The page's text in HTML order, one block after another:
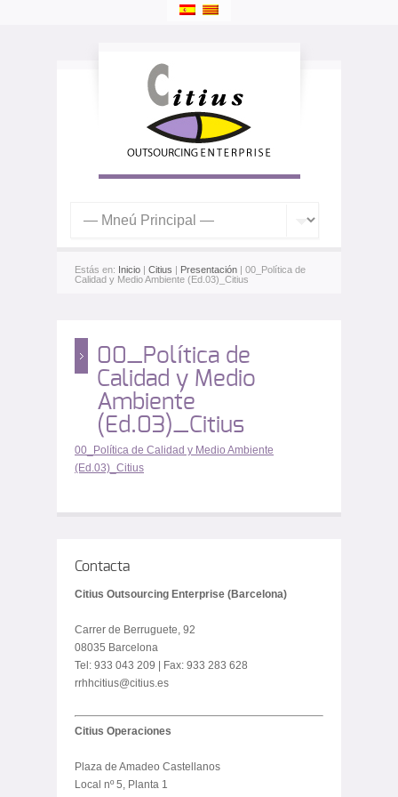
Estás en: Inicio | Citius | Presentación | 00_Política de
Calidad y Medio Ambiente (Ed.03)_Citius
00_Política de
Calidad y Medio
Ambiente
(Ed.03)_Citius
00_Política de Calidad y Medio Ambiente
(Ed.03)_Citius
Contacta
Citius Outsourcing Enterprise (Barcelona)
Carrer de Berruguete, 92
08035 Barcelona
Tel: 933 043 209 | Fax: 933 283 628
rrhhcitius@citius.es
Citius Operaciones
Plaza de Amadeo Castellanos
Local nº 5, Planta 1